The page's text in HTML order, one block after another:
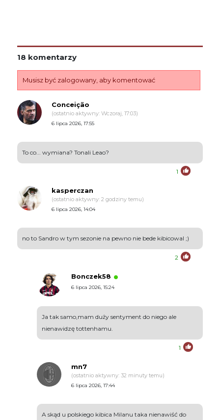
18 komentarzy
Musisz być zalogowany, aby komentować
Conceição
(ostatnio aktywny: Wczoraj, 17:03)
6 lipca 2026, 17:55
To co... wymiana? Tonali Leao?
1
kasperczan
(ostatnio aktywny: 2 godziny temu)
6 lipca 2026, 14:04
no to Sandro w tym sezonie na pewno nie bede kibicowal ;)
2
Bonczek58
6 lipca 2026, 15:24
Ja tak samo,mam duży sentyment do niego ale
nienawidzę tottenhamu.
1
mn7
(ostatnio aktywny: 32 minuty temu)
6 lipca 2026, 17:44
A skąd u polskiego kibica Milanu taka nienawiść do